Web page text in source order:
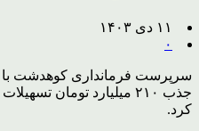
۱۱ دی ۱۴۰۳
۰
سرپرست فرمانداری کوهدشت با
جذب ۲۱۰ میلیارد تومان
کرد.